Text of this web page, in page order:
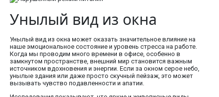
Унылый вид из окна
Унылый вид из окна может оказать значительное влияние на
наше эмоциональное состояние и уровень стресса на работе.
Когда мы проводим много времени в офисе, особенно в
замкнутом пространстве, внешний мир становится важным
источником вдохновения и энергии. Если за окном серое небо,
унылые здания или даже просто скучный пейзаж, это может
вызывать чувство подавленности и апатии.